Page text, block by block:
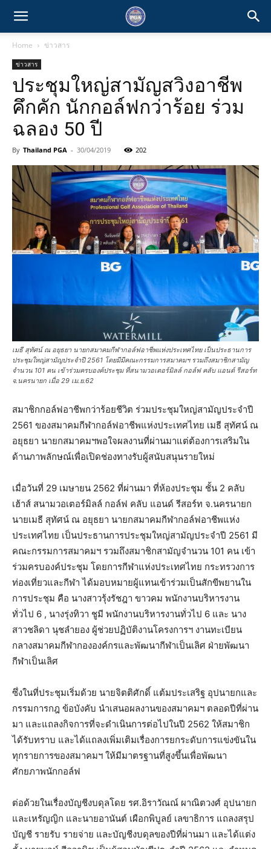
Home ข่าวสาร
ข่าวสาร
ประชุมใหญ่สามัญสวิงอาชีพ
คึกคัก นักกอล์ฟกว่าร้อย ร่วม
ฉลอง 50 ปี
By Thailand PGA - 30/04/2019 202
เมธี สุทัศน์ ณ อยุธยา นายกสมาคมกีฬากอล์ฟอาชีพแห่งประเทศไทย เป็นประธานการ
ประชุมใหญ่สามัญประจำปี 2561 โดยมีมีคณะกรรมการสมาคมฯ รวมถึงสมาชิกสามัญ
จำนวน 101 คน เข้าร่วมครบองค์ประชุม ที่สนามวอเตอร์มิลล์ กอล์ฟ คลับ แอนด์ รีสอร์ท
จ.นครนายก เมื่อ 29 เม.ย.62
สมาชิกกอล์ฟอาชีพกว่าร้อยชีวิต ร่วมประชุมใหญ่สามัญประจำปี
2561 ของสมาคมกีฬากอล์ฟอาชีพแห่งประเทศไทย เมธี สุทัศน์ ณ
อยุธยา นายกสมาคมฯพอใจผลงานที่ผ่านมาแต่ต้องการเสริมใน
ด้านภาพลักษณ์เพื่อเปิดช่องทางรับผู้สนับสนุนรายใหม่
เมื่อวันที่ 29 เมษายน 2562 ที่ผ่านมา ที่ห้องประชุม ชั้น 2 คลับ
เฮ้าส์ สนามวอเตอร์มิลล์ กอล์ฟ คลับ แอนด์ รีสอร์ท จ.นครนายก
นายเมธี สุทัศน์ ณ อยุธยา นายกสมาคมกีฬากอล์ฟอาชีพแห่ง
ประเทศไทย เป็นประธานการประชุมใหญ่สามัญประจำปี 2561 มี
คณะกรรมการสมาคมฯ รวมถึงสมาชิกสามัญจำนวน 101 คน เข้า
ร่วมครบองค์ประชุม โดยการกีฬาแห่งประเทศไทย กระทรวงการ
ท่องเที่ยวและกีฬา ได้มอบหมายผู้แทนเข้าร่วมเป็นสักขีพยานใน
การประชุม คือ นางสาวรุ้งรัชฎา ขาวคม พนักงานบริหารงาน
ทั่วไป 6 , นางรุ่งทิวา ชูมี พนักงานบริหารงานทั่วไป 6 และ นาง
สาวชลิดา นุชลำยอง ผู้ช่วยปฏิบัติงานโครงการฯ งานทะเบียน
กลางสมาคมกีฬากององค์กรและพัฒนากีฬาเป็นเลิศ ฝ่ายพัฒนา
กีฬาเป็นเลิศ
ซึ่งในที่ประชุมเริ่มด้วย นายจิตติศักดิ์ แต้มประเสริฐ อุปนายกและ
กรรมการกฎ ข้อบังคับ นำเสนอผลงานของสมาคมฯ ตลอดปีที่ผ่าน
มา และแถลงกิจการที่จะดำเนินการต่อไปในปี 2562 ให้สมาชิก
ได้รับทราบ และได้แถลงเพิ่มเติมเรื่องการยกระดับการแข่งขันใน
ทุกรายการของสมาคมฯ ให้มีมาตรฐานที่สูงขึ้นเพื่อพัฒนา
ศักยภาพนักกอล์ฟ
ต่อด้วยในเรื่องบัญชีงบดุลโดย รศ.อิราวัณณ์ ผาณิตวงศ์ อุปนายก
และเหรัญญิก และนายอานันต์ เผือกพิบูลย์ เลขาธิการ แถลงสรุป
บัญชี รายรับ รายจ่าย และบัญชีงบดุลของปีที่ผ่านมา และได้แต่ง